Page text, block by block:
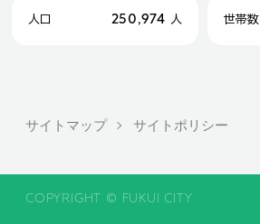
人口 250,974 人 世帯数
サイトマップ サイトポリシー
COPYRIGHT © FUKUI CITY